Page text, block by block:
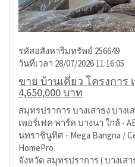
รหัสอสังหาริมทรัพย์ 256649
วันที่เวลา 28/07/2026 11:16:05
ขาย บ้านเดี่ยว โครงการ
4,650,000 บาท
สมุทรปราการ บางเสาธง บางเ
เพอร์เฟค พาร์ค บางนา ใกล้ -
นทราชินูทิศ - Mega Bangna /
HomePro
จังหวัด สมุทรปราการ ( บางเสา